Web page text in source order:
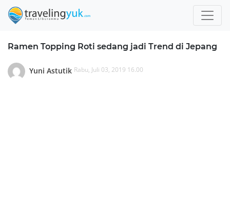
Ramen Topping Roti sedang jadi Trend di Jepang
Yuni Astutik Rabu, Juli 03, 2019 16.00